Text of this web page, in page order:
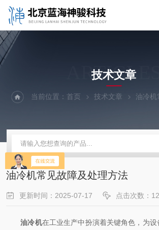
ARTICLES
技术文章
当前位置：首页 技术文章 油冷机
油冷机常见故障及处理方法
更新时间：2025-07-17 点击次数：
油冷机在工业生产中扮演着关键角色，为